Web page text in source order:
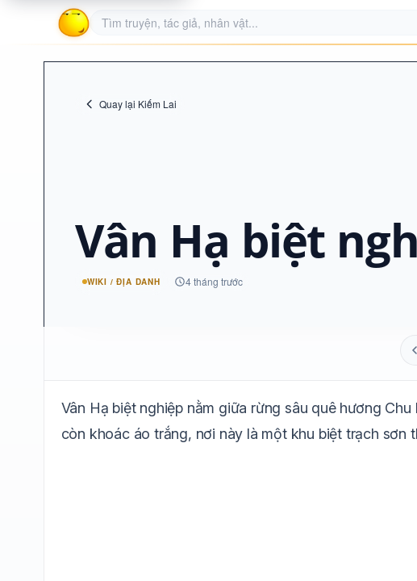
Quay lại Kiếm Lai
Vân Hạ biệt
WIKI / ĐỊA DANH 4 tháng trước
Vân Hạ biệt nghiệp nằm giữa rừng sâu quê hương
còn khoác áo trắng, nơi này là một khu biệt trạch sơn